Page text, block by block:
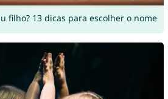
filho? 13 dicas para escolher o nome